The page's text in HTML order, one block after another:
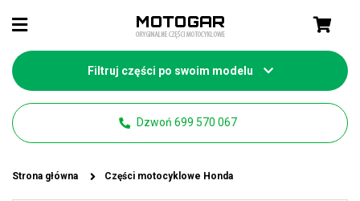
Filtruj części po swoim modelu
Dzwoń 699 570 067
Strona główna Części motocyklowe Honda